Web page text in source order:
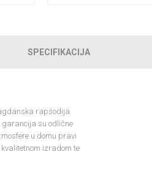
SPECIFIKACIJA
rapsodija
su odlične
u domu pravi
izradom te